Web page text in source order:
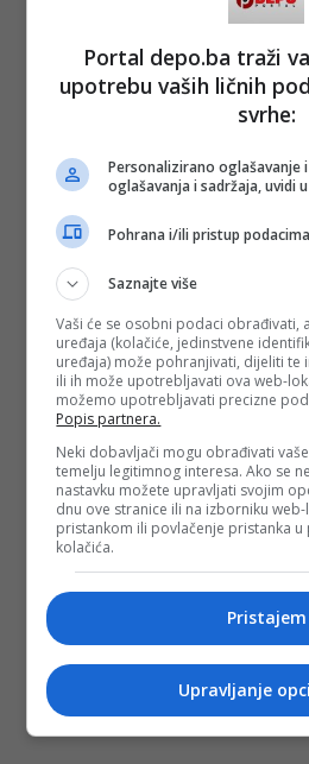
PODIJELI NA
#david dragićević #darko
republike srpske
#mup rs
#uviđaj
Portal depo.ba traži
upotrebu vaših ličnih
svrhe:
Personalizirano oglašavanje
oglašavanja i sadržaja, uvidi
Pohrana i/ili pristup
Saznajte više
Vaši će se osobni podaci obrađivati,
uređaja (kolačiće, jedinstvene
uređaja) može pohranjivati, dijeliti
ili ih može upotrebljavati ova web-
možemo upotrebljavati precizne
Popis partnera.
Neki dobavljači mogu obrađivati
temelju legitimnog interesa. Ako se
nastavku možete upravljati svojim
dnu ove stranice ili na izborniku
pristankom ili povlačenje pristanka
kolačića.
Pristajem
Upravljanje